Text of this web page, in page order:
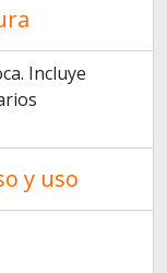
Incluye
y uso